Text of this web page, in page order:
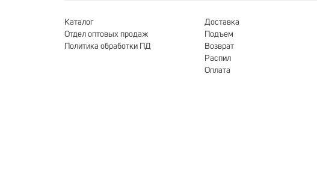
Каталог
Отдел оптовых продаж
Политика обработки ПД
Доставка
Подъем
Возврат
Распил
Оплата